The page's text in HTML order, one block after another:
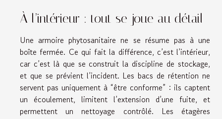
À l’intérieur : tout se joue au détail
Une armoire phytosanitaire ne se résume pas à une
boîte fermée. Ce qui fait la différence, c’est l’intérieur,
car c’est là que se construit la discipline de stockage,
et que se prévient l’incident. Les bacs de rétention ne
servent pas uniquement à “être conforme” : ils captent
un écoulement, limitent l’extension d’une fuite, et
permettent un nettoyage contrôlé. Les étagères